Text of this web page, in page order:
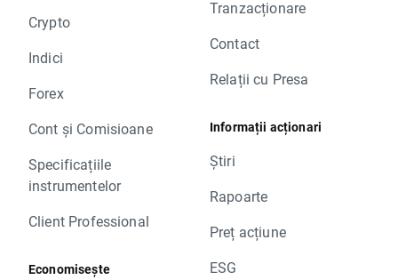
Crypto
Indici
Forex
Cont și Comisioane
Specificațiile
instrumentelor
Client Professional
Economisește
Tranzacționare
Contact
Relații cu Presa
Informații acționari
Știri
Rapoarte
Preț acțiune
ESG